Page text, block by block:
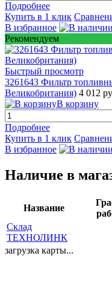
Подробнее
Купить в 1 клик
В избранное
Рекомендуем
Быстрый просмотр
3261643 Фильтр
Великобритания) 4 012
В корзину
Подробнее
Купить в 1 клик
В избранное
Наличие в
Название
Склад
ТЕХНОЛИНК
загрузка карты...